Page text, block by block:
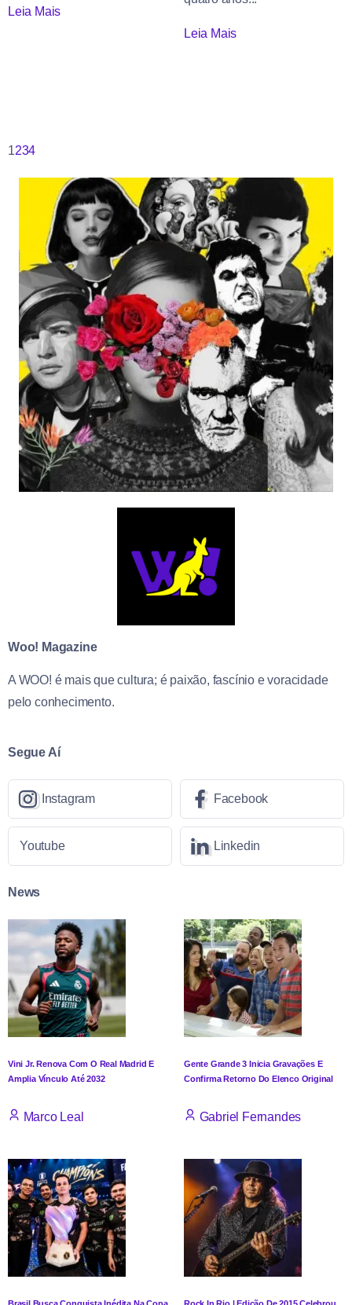
Leia Mais
Leia Mais
1234
Woo! Magazine
A WOO! é mais que cultura; é paixão, fascínio e voracidade
pelo conhecimento.
Segue Aí
Instagram Facebook
Youtube Linkedin
News
Vini Jr. Renova Com O Real Madrid E
Amplia Vínculo Até 2032
Marco Leal
Gente Grande 3 Inicia Gravações E
Confirma Retorno Do Elenco Original
Gabriel Fernandes